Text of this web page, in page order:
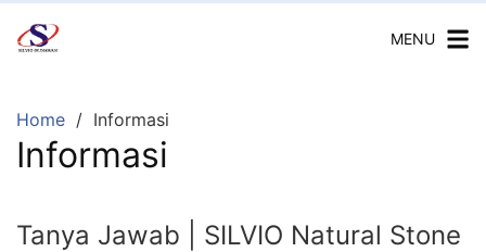
MENU
Home Informasi
Informasi
Tanya Jawab | SILVIO Natural Stone